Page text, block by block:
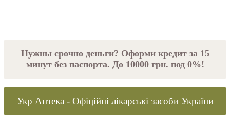
Нужны срочно деньги? Оформи кредит за 15
минут без паспорта. До 10000 грн. под 0%!
Укр Аптека - Офіційні лікарські засоби України